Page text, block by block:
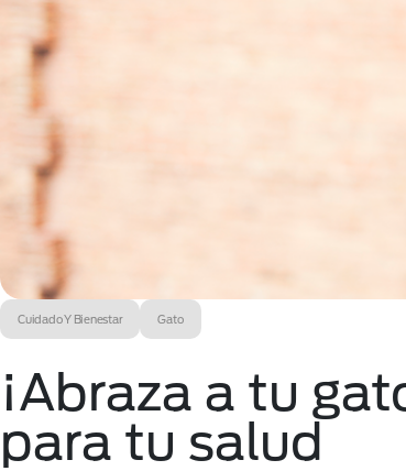
Cuidado Y Bienestar Gato
¡Abraza a tu
para tu salud